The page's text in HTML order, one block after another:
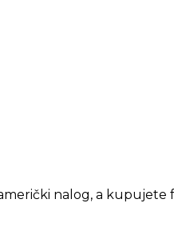
nalog, a kupujete